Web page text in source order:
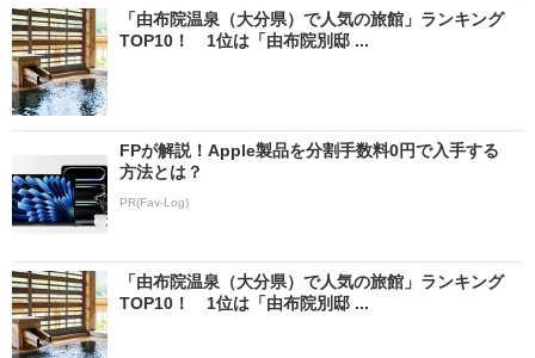
「由布院温泉（大分県）で人気の旅館」ランキング
TOP10！ 1位は「由布院別邸 ...
FPが解説！Apple製品を分割手数料0円で入手する
方法とは？
PR(Fav-Log)
「由布院温泉（大分県）で人気の旅館」ランキング
TOP10！ 1位は「由布院別邸 ...